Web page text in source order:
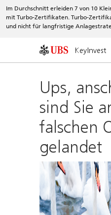
Im Durchschnitt erleiden 7 von 10
mit Turbo-Zertifikaten. Turbo-
und nicht für langfristige
KeyInvest
Ups,
sind Sie
falschen
gelandet